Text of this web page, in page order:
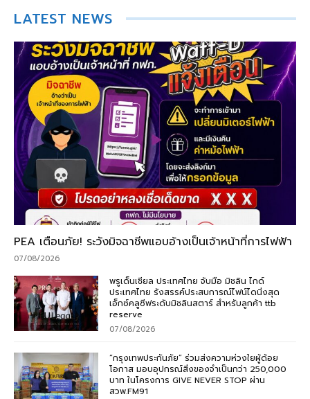
LATEST NEWS
PEA เตือนภัย! ระวังมิจฉาชีพแอบอ้างเป็นเจ้าหน้าที่การไฟฟ้า
07/08/2026
พรูเด็นเชียล ประเทศไทย จับมือ มิชลิน ไกด์
ประเทศไทย รังสรรค์ประสบการณ์ไฟน์ไดนิ่งสุด
เอ็กซ์คลูซีฟระดับมิชลินสตาร์ สำหรับลูกค้า ttb
reserve
07/08/2026
“กรุงเทพประกันภัย” ร่วมส่งความห่วงใยผู้ด้อย
โอกาส มอบอุปกรณ์สิ่งของจำเป็นกว่า 250,000
บาท ในโครงการ GIVE NEVER STOP ผ่าน
สวพ.FM91